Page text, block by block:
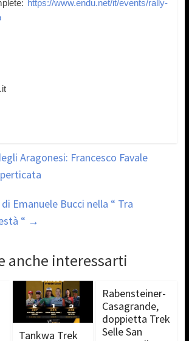
https://www.endu.net/it/events/rally-
Aragonesi: Francesco Favale
Emanuele Bucci nella “ Tra
“ →
anche interessarti
Tankwa Trek
Rabensteiner-
Casagrande,
doppietta Trek
Selle San